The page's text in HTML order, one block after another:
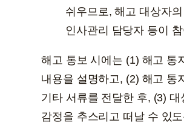
쉬우므로, 해고 대상자
인사관리 담당자 등이
해고 통보 시에는 (1) 해고 통
내용을 설명하고, (2) 해고 통
기타 서류를 전달한 후, (3) 대
감정을 추스리고 떠날 수 있